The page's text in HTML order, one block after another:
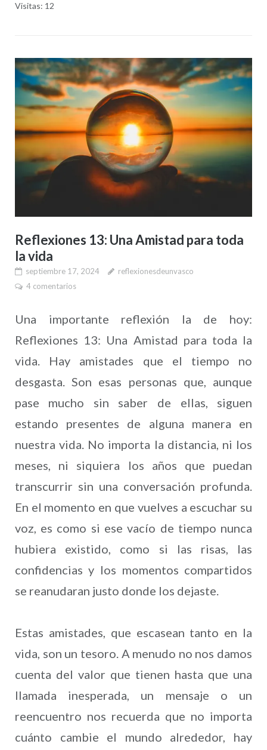
Visitas: 12
Reflexiones 13: Una Amistad para toda
la vida
septiembre 17, 2024
reflexionesdeunvasco
4 comentarios
Una importante reflexión la de hoy:
Reflexiones 13: Una Amistad para toda la
vida. Hay amistades que el tiempo no
desgasta. Son esas personas que, aunque
pase mucho sin saber de ellas, siguen
estando presentes de alguna manera en
nuestra vida. No importa la distancia, ni los
meses, ni siquiera los años que puedan
transcurrir sin una conversación profunda.
En el momento en que vuelves a escuchar su
voz, es como si ese vacío de tiempo nunca
hubiera existido, como si las risas, las
confidencias y los momentos compartidos
se reanudaran justo donde los dejaste.
Estas amistades, que escasean tanto en la
vida, son un tesoro. A menudo no nos damos
cuenta del valor que tienen hasta que una
llamada inesperada, un mensaje o un
reencuentro nos recuerda que no importa
cuánto cambie el mundo alrededor, hay